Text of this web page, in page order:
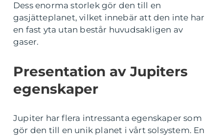
Dess enorma storlek gör den till en
gasjätteplanet, vilket innebär att den inte har
en fast yta utan består huvudsakligen av
gaser.
Presentation av Jupiters
egenskaper
Jupiter har flera intressanta egenskaper som
gör den till en unik planet i vårt solsystem. En